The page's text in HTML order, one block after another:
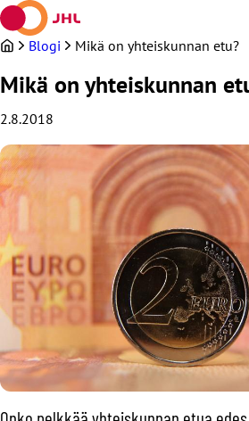
Siirry
sisältöön
Blogi Mikä on yhteiskunnan etu?
Mikä on yhteiskunnan
2.8.2018